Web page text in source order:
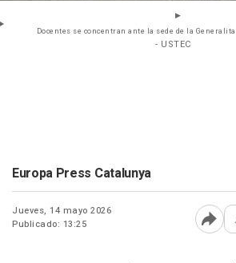
Docentes se concentran ante la sede de la
- USTEC
Europa Press Catalunya
Jueves, 14 mayo 2026
Publicado: 13:25